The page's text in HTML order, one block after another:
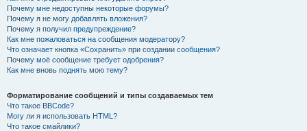
Почему мне недоступны некоторые форумы?
Почему я не могу добавлять вложения?
Почему я получил предупреждение?
Как мне пожаловаться на сообщения модератору?
Что означает кнопка «Сохранить» при создании сообщения?
Почему моё сообщение требует одобрения?
Как мне вновь поднять мою тему?
Форматирование сообщений и типы создаваемых тем
Что такое BBCode?
Могу ли я использовать HTML?
Что такое смайлики?